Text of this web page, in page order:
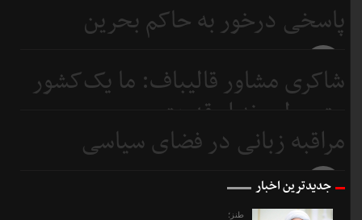
پاسخی درخور به حاکم بحرین
شاکری مشاور قالیباف: ما یک‌کشور
متوسطیم نه ابرقدرت
7 روز
مراقبه زبانی در فضای سیاسی
قبل
جدیدترین اخبار
طنز؛